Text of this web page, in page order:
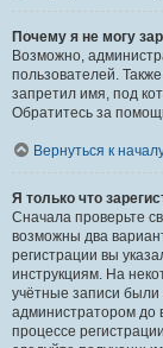
Почему я не могу
Возможно,
пользователей.
запретил имя, под
Обратитесь за
Вернуться к
Я только что
Сначала проверьте
возможны два
регистрации вы
инструкциям. На
учётные записи были
администратором до
процессе